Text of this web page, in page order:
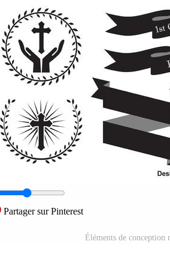
Partager sur Pinterest
Éléments de